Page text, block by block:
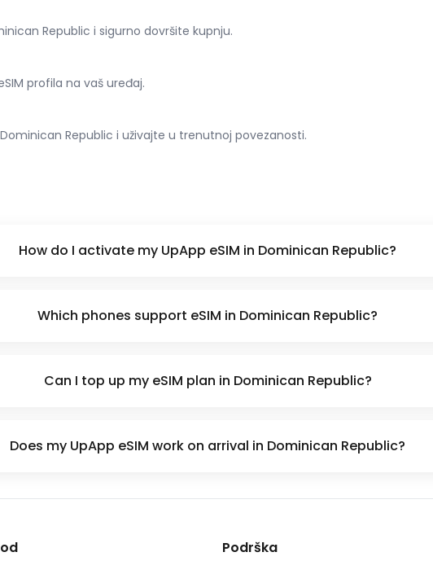
Republic i sigurno dovršite kupnju.
profila na vaš uređaj.
Republic i uživajte u trenutnoj povezanosti.
How do I activate my UpApp eSIM in Dominican Republic?
Which phones support eSIM in Dominican Republic?
Can I top up my eSIM plan in Dominican Republic?
Does my UpApp eSIM work on arrival in Dominican Republic?
Podrška